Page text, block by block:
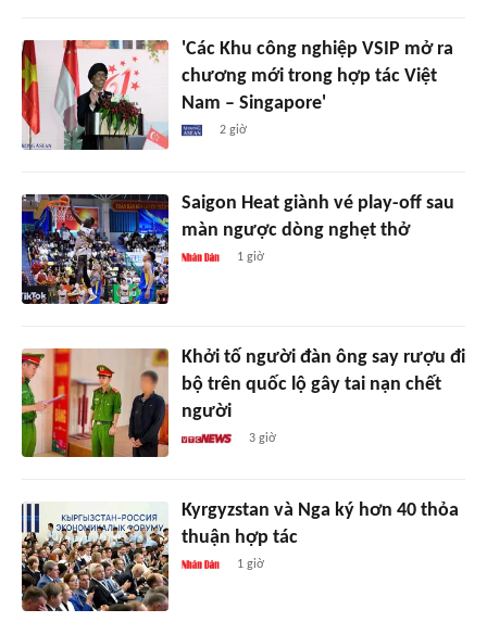
'Các Khu công nghiệp VSIP mở ra
chương mới trong hợp tác Việt
Nam – Singapore'
2 giờ
Saigon Heat giành vé play-off sau
màn ngược dòng nghẹt thở
1 giờ
Khởi tố người đàn ông say rượu đi
bộ trên quốc lộ gây tai nạn chết
người
3 giờ
Kyrgyzstan và Nga ký hơn 40 thỏa
thuận hợp tác
1 giờ